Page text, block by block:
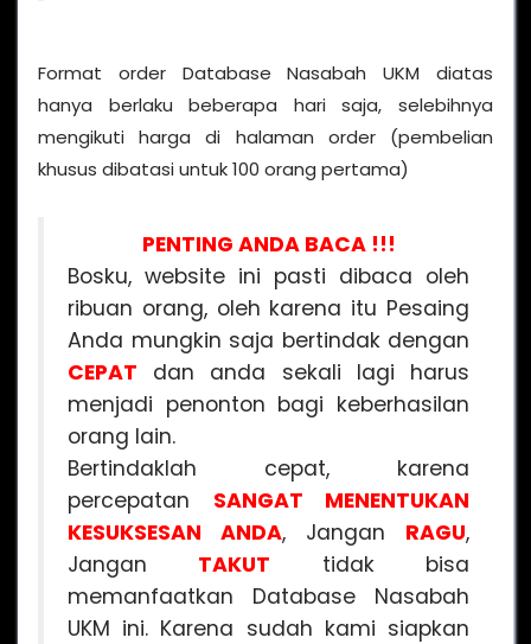
Format order Database Nasabah UKM diatas
hanya berlaku beberapa hari saja, selebihnya
mengikuti harga di halaman order (pembelian
khusus dibatasi untuk 100 orang pertama)
PENTING ANDA BACA !!!
Bosku, website ini pasti dibaca oleh
ribuan orang, oleh karena itu Pesaing
Anda mungkin saja bertindak dengan
CEPAT dan anda sekali lagi harus
menjadi penonton bagi keberhasilan
orang lain.
Bertindaklah cepat, karena
percepatan SANGAT MENENTUKAN
KESUKSESAN ANDA, Jangan RAGU,
Jangan TAKUT tidak bisa
memanfaatkan Database Nasabah
UKM ini. Karena sudah kami siapkan